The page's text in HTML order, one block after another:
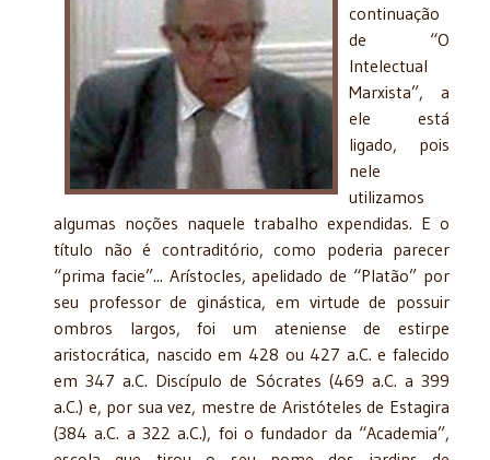
continuação
de “O
Intelectual
Marxista”, a
ele está
ligado, pois
nele
utilizamos
algumas noções naquele trabalho expendidas. E o
título não é contraditório, como poderia parecer
“prima facie”... Arístocles, apelidado de “Platão” por
seu professor de ginástica, em virtude de possuir
ombros largos, foi um ateniense de estirpe
aristocrática, nascido em 428 ou 427 a.C. e falecido
em 347 a.C. Discípulo de Sócrates (469 a.C. a 399
a.C.) e, por sua vez, mestre de Aristóteles de Estagira
(384 a.C. a 322 a.C.), foi o fundador da “Academia”,